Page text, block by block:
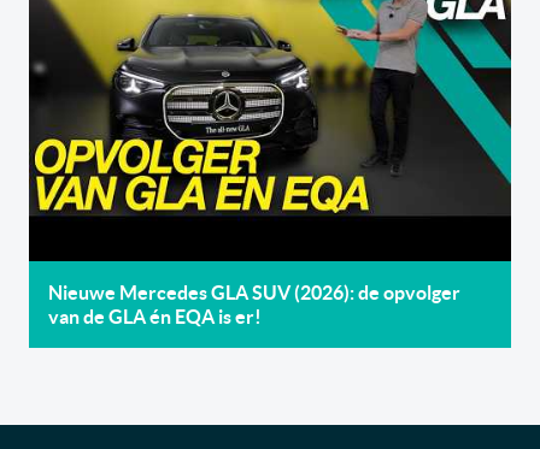
Nieuwe Mercedes GLA SUV (2026): de opvolger
van de GLA én EQA is er!